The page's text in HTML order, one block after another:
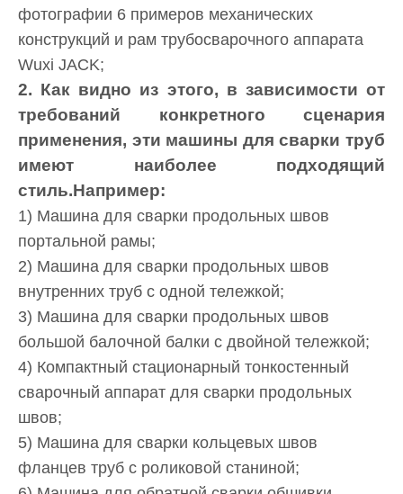
фотографии 6 примеров механических
конструкций и рам трубосварочного аппарата
Wuxi JACK;
2. Как видно из этого, в зависимости от
требований конкретного сценария
применения, эти машины для сварки труб
имеют наиболее подходящий
стиль.Например:
1) Машина для сварки продольных швов
портальной рамы;
2) Машина для сварки продольных швов
внутренних труб с одной тележкой;
3) Машина для сварки продольных швов
большой балочной балки с двойной тележкой;
4) Компактный стационарный тонкостенный
сварочный аппарат для сварки продольных
швов;
5) Машина для сварки кольцевых швов
фланцев труб с роликовой станиной;